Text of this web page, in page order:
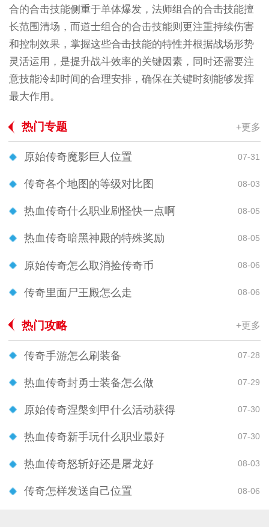
合的合击技能侧重于单体爆发，法师组合的合击技能擅
长范围清场，而道士组合的合击技能则更注重持续伤害
和控制效果，掌握这些合击技能的特性并根据战场形势
灵活运用，是提升战斗效率的关键因素，同时还需要注
意技能冷却时间的合理安排，确保在关键时刻能够发挥
最大作用。
热门专题 +更多
原始传奇魔影巨人位置 07-31
传奇各个地图的等级对比图 08-03
热血传奇什么职业刷怪快一点啊 08-05
热血传奇暗黑神殿的特殊奖励 08-05
原始传奇怎么取消捡传奇币 08-06
传奇里面尸王殿怎么走 08-06
热门攻略 +更多
传奇手游怎么刷装备 07-28
热血传奇封勇士装备怎么做 07-29
原始传奇涅槃剑甲什么活动获得 07-30
热血传奇新手玩什么职业最好 07-30
热血传奇怒斩好还是屠龙好 08-03
传奇怎样发送自己位置 08-06